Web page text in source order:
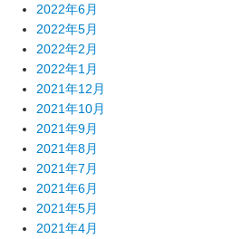
2022年6月
2022年5月
2022年2月
2022年1月
2021年12月
2021年10月
2021年9月
2021年8月
2021年7月
2021年6月
2021年5月
2021年4月